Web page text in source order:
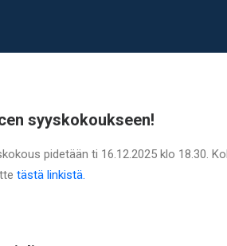
syyskokoukseen!
pidetään ti 16.12.2025 klo 18.30.
tästä linkistä.